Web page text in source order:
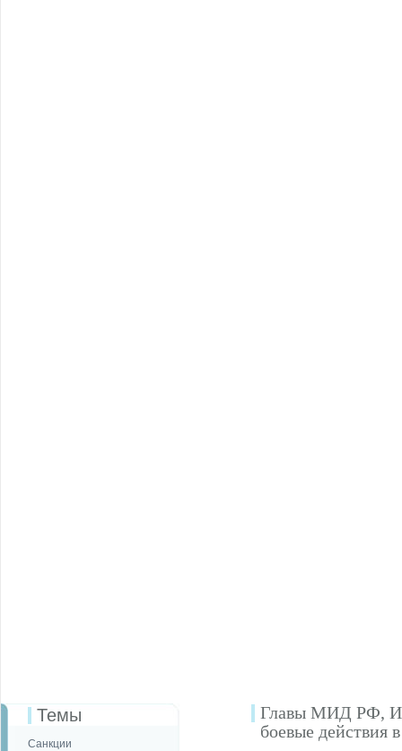
Темы
Санкции
Главы МИД РФ,
боевые действия